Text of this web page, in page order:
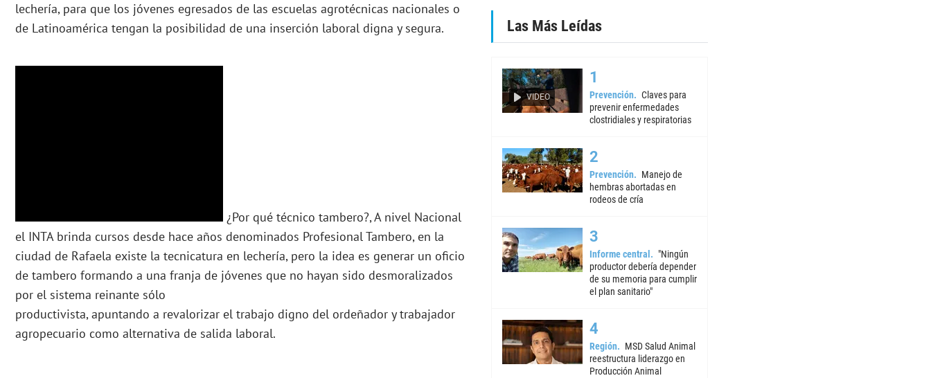
lechería, para que los jóvenes egresados de las escuelas agrotécnicas nacionales o
de Latinoamérica tengan la posibilidad de una inserción laboral digna y segura.
¿Por qué técnico tambero?, A nivel Nacional
el INTA brinda cursos desde hace años denominados Profesional Tambero, en la
ciudad de Rafaela existe la tecnicatura en lechería, pero la idea es generar un oficio
de tambero formando a una franja de jóvenes que no hayan sido desmoralizados
por el sistema reinante sólo
productivista, apuntando a revalorizar el trabajo digno del ordeñador y trabajador
agropecuario como alternativa de salida laboral.
Las Más Leídas
VIDEO Prevención
Claves para
prevenir enfermedades
clostridiales y respiratorias
Prevención
Manejo de
hembras abortadas en
rodeos de cría
Informe central
"Ningún
productor debería depender
de su memoria para cumplir
el plan sanitario"
Región
MSD Salud Animal
reestructura liderazgo en
Producción Animal